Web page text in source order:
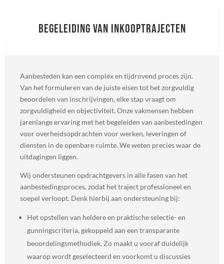
Begeleiding van inkooptrajecten
Aanbesteden kan een complex en tijdrovend proces zijn.
Van het formuleren van de juiste eisen tot het zorgvuldig
beoordelen van inschrijvingen, elke stap vraagt om
zorgvuldigheid en objectiviteit. Onze vakmensen hebben
jarenlange ervaring met het begeleiden van aanbestedingen
voor overheidsopdrachten voor werken, leveringen of
diensten in de openbare ruimte. We weten precies waar de
uitdagingen liggen.
Wij ondersteunen opdrachtgevers in alle fasen van het
aanbestedingsproces, zodat het traject professioneel en
soepel verloopt. Denk hierbij aan ondersteuning bij:
Het opstellen van heldere en praktische selectie- en
gunningscriteria, gekoppeld aan een transparante
beoordelingsmethodiek. Zo maakt u vooraf duidelijk
waarop wordt geselecteerd en voorkomt u discussies